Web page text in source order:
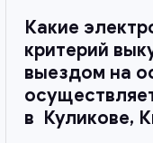
Какие
критерий
выездом на
в Куликове,